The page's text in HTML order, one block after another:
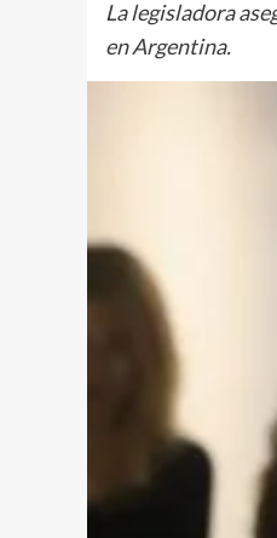
La legisladora
en Argentina.